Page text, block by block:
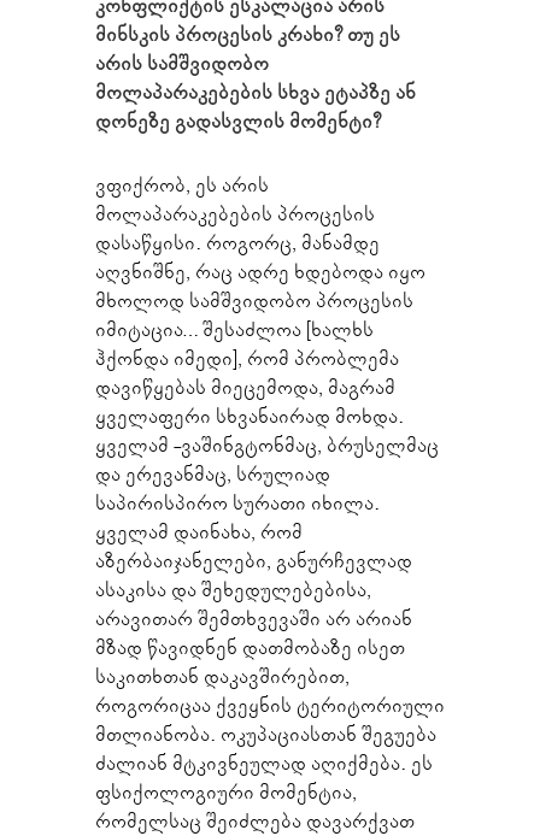
კონფლიქტის ესკალაცია არის
მინსკის პროცესის კრახი? თუ ეს
არის სამშვიდობო
მოლაპარაკებების სხვა ეტაპზე ან
დონეზე გადასვლის მომენტი?
ვფიქრობ, ეს არის
მოლაპარაკებების პროცესის
დასაწყისი. როგორც, მანამდე
აღვნიშნე, რაც ადრე ხდებოდა იყო
მხოლოდ სამშვიდობო პროცესის
იმიტაცია… შესაძლოა [ხალხს
ჰქონდა იმედი], რომ პრობლემა
დავიწყებას მიეცემოდა, მაგრამ
ყველაფერი სხვანაირად მოხდა.
ყველამ -ვაშინგტონმაც, ბრუსელმაც
და ერევანმაც, სრულიად
საპირისპირო სურათი იხილა.
ყველამ დაინახა, რომ
აზერბაიჯანელები, განურჩევლად
ასაკისა და შეხედულებებისა,
არავითარ შემთხვევაში არ არიან
მზად წავიდნენ დათმობაზე ისეთ
საკითხთან დაკავშირებით,
როგორიცაა ქვეყნის ტერიტორიული
მთლიანობა. ოკუპაციასთან შეგუება
ძალიან მტკივნეულად აღიქმება. ეს
ფსიქოლოგიური მომენტია,
რომელსაც შეიძლება დავარქვათ